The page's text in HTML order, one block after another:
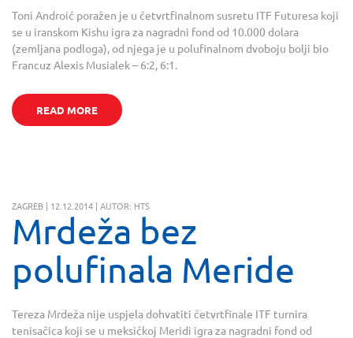
Toni Androić poražen je u četvrtfinalnom susretu ITF Futuresa koji
se u iranskom Kishu igra za nagradni fond od 10.000 dolara
(zemljana podloga), od njega je u polufinalnom dvoboju bolji bio
Francuz Alexis Musialek – 6:2, 6:1.
READ MORE
ZAGREB | 12.12.2014 | AUTOR: HTS
Mrdeža bez
polufinala Meride
Tereza Mrdeža nije uspjela dohvatiti četvrtfinale ITF turnira
tenisačica koji se u meksičkoj Meridi igra za nagradni fond od